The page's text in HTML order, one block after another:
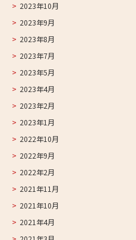
2023年10月
2023年9月
2023年8月
2023年7月
2023年5月
2023年4月
2023年2月
2023年1月
2022年10月
2022年9月
2022年2月
2021年11月
2021年10月
2021年4月